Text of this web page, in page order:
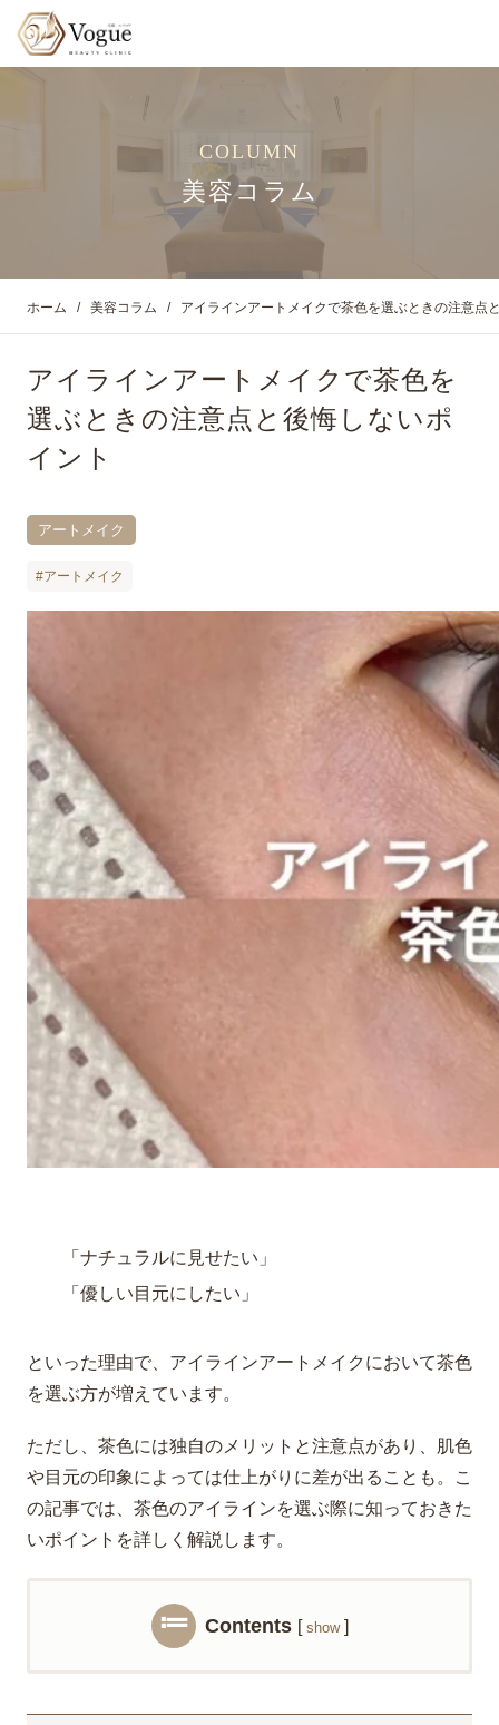
COLUMN
美容コラム
ホーム 美容コラム アイラインアートメイクで茶色を選ぶときの注意点
アイラインアートメイクで茶色を
選ぶときの注意点と後悔しないポ
イント
アートメイク
#アートメイク
「ナチュラルに見せたい」
「優しい目元にしたい」
といった理由で、アイラインアートメイクにおいて茶色
を選ぶ方が増えています。
ただし、茶色には独自のメリットと注意点があり、肌色
や目元の印象によっては仕上がりに差が出ることも。こ
の記事では、茶色のアイラインを選ぶ際に知っておきた
いポイントを詳しく解説します。
Contents [ show ]